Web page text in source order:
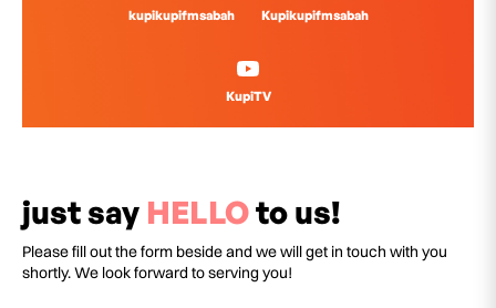
kupikupifmsabah Kupikupifmsabah
KupiTV
just say HELLOto us!
Please fill out the form beside and we will get in touch with you
shortly. We look forward to serving you!